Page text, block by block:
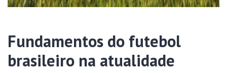
Fundamentos do futebol
brasileiro na atualidade